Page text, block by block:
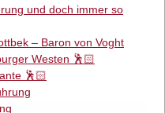
und doch immer so
– Baron von Voght
Westen 🕺🏻
🕺🏻